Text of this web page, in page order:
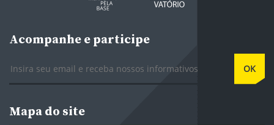
Acompanhe e participe
OK
Mapa do site